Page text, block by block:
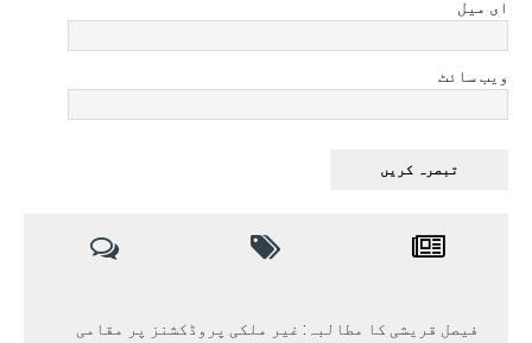
ای میل
ویب سائٹ
فیصل قریشی کا مطالبہ: غیر ملکی پروڈکشنز پر مقامی